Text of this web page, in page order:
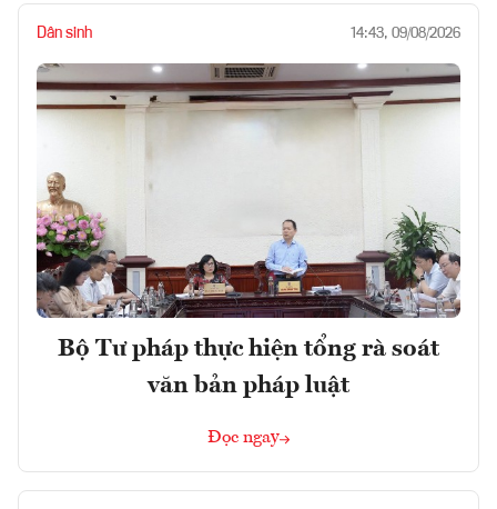
Dân sinh 14:43, 09/08/2026
Bộ Tư pháp thực hiện tổng rà soát
văn bản pháp luật
Đọc ngay